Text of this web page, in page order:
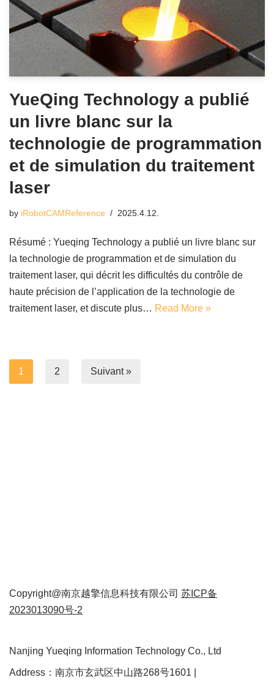
YueQing Technology a publié
un livre blanc sur la
technologie de programmation
et de simulation du traitement
laser
by iRobotCAMReference 2025.4.12.
Résumé : Yueqing Technology a publié un livre blanc sur
la technologie de programmation et de simulation du
traitement laser, qui décrit les difficultés du contrôle de
haute précision de l’application de la technologie de
traitement laser, et discute plus… Read More »
1 2 Suivant »
Copyright@南京越擎信息科技有限公司 苏ICP备
2023013090号-2
Nanjing Yueqing Information Technology Co., Ltd
Address：南京市玄武区中山路268号1601 |